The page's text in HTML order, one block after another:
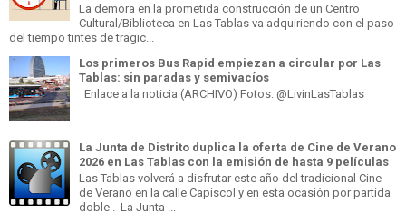
La demora en la prometida construcción de un Centro
Cultural/Biblioteca en Las Tablas va adquiriendo con el paso
del tiempo tintes de tragic...
Los primeros Bus Rapid empiezan a circular por Las
Tablas: sin paradas y semivacíos
Enlace a la noticia (ARCHIVO) Fotos: @LivinLasTablas
La Junta de Distrito duplica la oferta de Cine de Verano
2026 en Las Tablas con la emisión de hasta 9 películas
Las Tablas volverá a disfrutar este año del tradicional Cine
de Verano en la calle Capiscol y en esta ocasión por partida
doble . La Junta ...